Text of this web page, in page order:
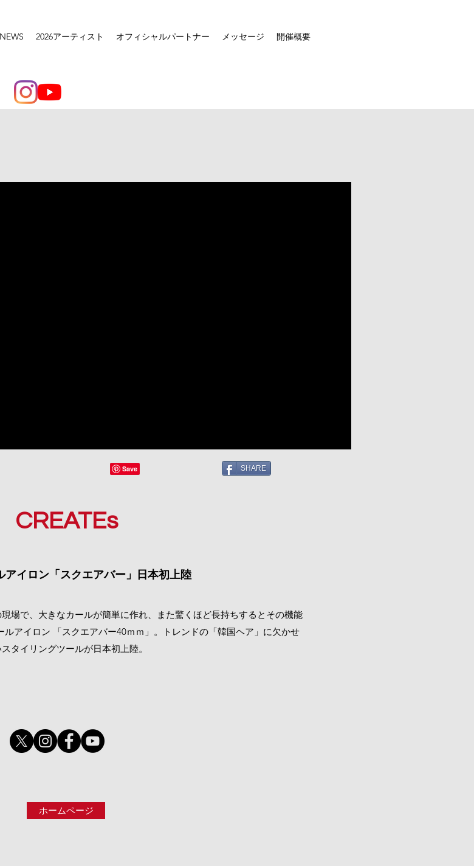
NEWS 2026アーティスト オフィシャルパートナー メッセージ 開催概要
SHARE
CREATEs
アイロン「スクエアバー」日本初上陸
場で、大きなカールが簡単に作れ、また驚くほど長持ちするとその機能
アイロン 「スクエアバー40ｍｍ」。トレンドの「韓国ヘア」に欠かせ
タイリングツールが日本初上陸。
ホームページ